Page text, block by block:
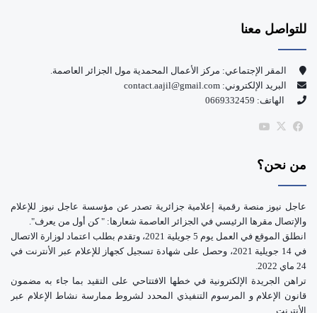
و
ك
للتواصل معنا
المقر الإجتماعي: مركز الأعمال المحمدية مول الجزائر العاصمة.
البريد الإلكتروني: contact.aajil@gmail.com
الهاتف: 0669332459
فيسبوك
‫X
من نحن؟
عاجل نيوز منصة رقمية إعلامية جزائرية تصدر عن مؤسسة عاجل نيوز للإعلام
والإتصال مقرها الرئيسي في الجزائر العاصمة شعارها: " كن أول من يعرف".
انطلق الموقع في العمل يوم 5 جويلية 2021، وتقدم بطلب اعتماد لوزارة الاتصال
في 14 جويلية 2021، وحصل على شهادة تسجيل كجهاز للإعلام عبر الأنترنت في
24 ماي 2022.
تراهن الجريدة الإلكترونية في خطها الافتتاحي على التقيد بما جاء به مضمون
قانون الإعلام و المرسوم التنفيذي المحدد لشروط ممارسة نشاط الإعلام عبر
الأنترنت.